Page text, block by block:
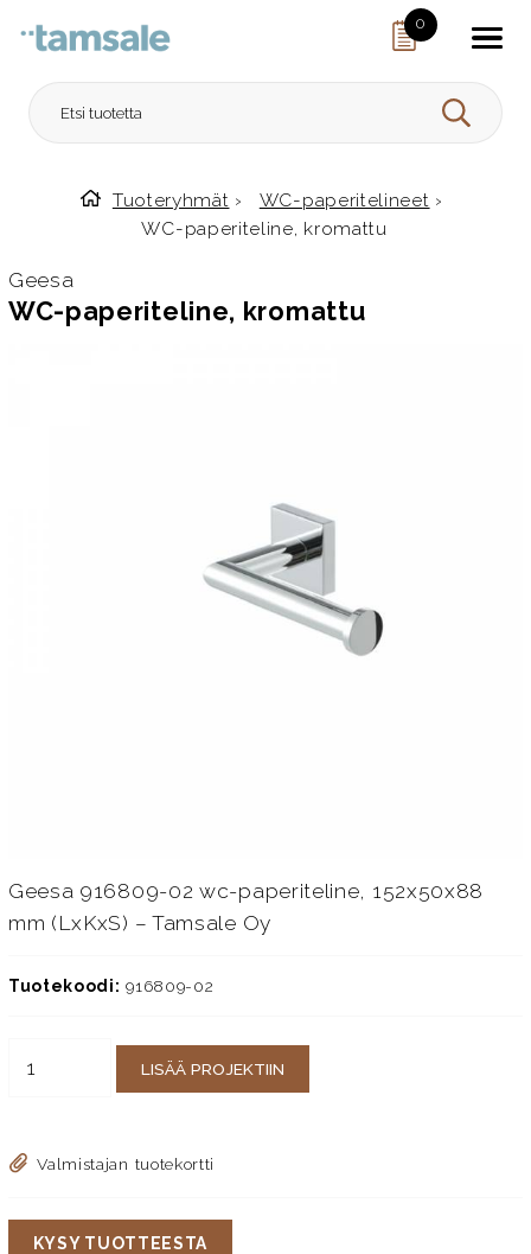
0
HAE
Etusivulle
Tuoteryhmät › WC-paperitelineet ›
WC-paperiteline, kromattu
Geesa
WC-paperiteline, kromattu
Geesa 916809-02 wc-paperiteline, 152x50x88
mm (LxKxS) – Tamsale Oy
Tuotekoodi: 916809-02
LISÄÄ PROJEKTIIN
Valmistajan tuotekortti
KYSY TUOTTEESTA